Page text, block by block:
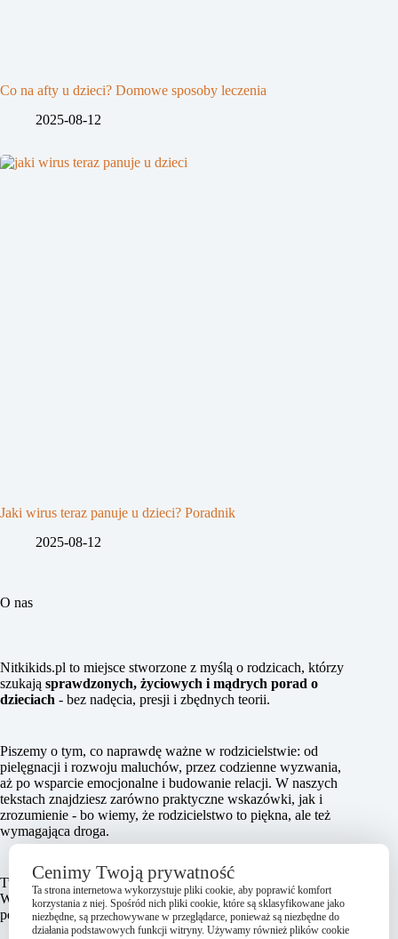
Co na afty u dzieci? Domowe sposoby leczenia
2025-08-12
Jaki wirus teraz panuje u dzieci? Poradnik
2025-08-12
O nas
Nitkikids.pl to miejsce stworzone z myślą o rodzicach, którzy
szukają sprawdzonych, życiowych i mądrych porad o
dzieciach - bez nadęcia, presji i zbędnych teorii.
Piszemy o tym, co naprawdę ważne w rodzicielstwie: od
pielęgnacji i rozwoju maluchów, przez codzienne wyzwania,
aż po wsparcie emocjonalne i budowanie relacji. W naszych
tekstach znajdziesz zarówno praktyczne wskazówki, jak i
zrozumienie - bo wiemy, że rodzicielstwo to piękna, ale też
wymagająca droga.
Tworzymy treści oparte na wiedzy, ale pisane sercem.
Wspieramy, inspirujemy i pokazujemy, że nie musisz być
perfekcyjny – wystarczy, że jesteś obecny.
Cenimy Twoją prywatność
Ta strona internetowa wykorzystuje pliki cookie, aby poprawić komfort
korzystania z niej. Spośród nich pliki cookie, które są sklasyfikowane jako
niezbędne, są przechowywane w przeglądarce, ponieważ są niezbędne do
działania podstawowych funkcji witryny. Używamy również plików cookie